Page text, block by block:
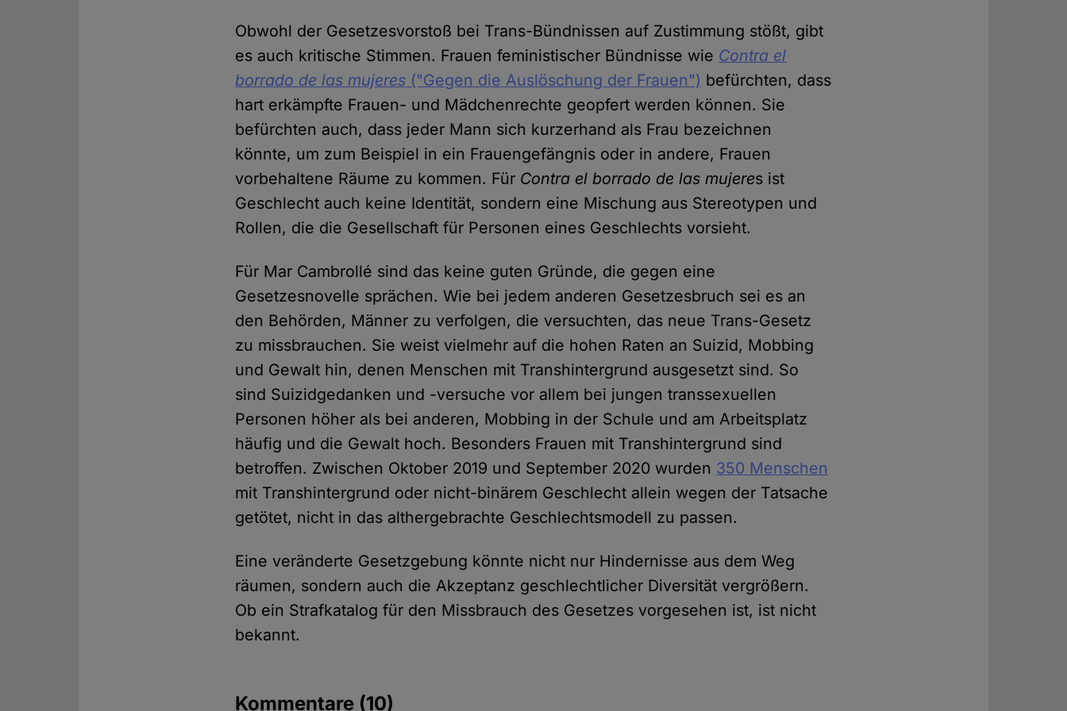
Obwohl der Gesetzesvorstoß bei Trans-Bündnissen auf Zustimmung stößt, gibt
es auch kritische Stimmen. Frauen feministischer Bündnisse wie Contra el
borrado de las mujeres ("Gegen die Auslöschung der Frauen") befürchten, dass
hart erkämpfte Frauen- und Mädchenrechte geopfert werden können. Sie
befürchten auch, dass jeder Mann sich kurzerhand als Frau bezeichnen
könnte, um zum Beispiel in ein Frauengefängnis oder in andere, Frauen
vorbehaltene Räume zu kommen. Für Contra el borrado de las mujeres ist
Geschlecht auch keine Identität, sondern eine Mischung aus Stereotypen und
Rollen, die die Gesellschaft für Personen eines Geschlechts vorsieht.
Für Mar Cambrollé sind das keine guten Gründe, die gegen eine
Gesetzesnovelle sprächen. Wie bei jedem anderen Gesetzesbruch sei es an
den Behörden, Männer zu verfolgen, die versuchten, das neue Trans-Gesetz
zu missbrauchen. Sie weist vielmehr auf die hohen Raten an Suizid, Mobbing
und Gewalt hin, denen Menschen mit Transhintergrund ausgesetzt sind. So
sind Suizidgedanken und -versuche vor allem bei jungen transsexuellen
Personen höher als bei anderen, Mobbing in der Schule und am Arbeitsplatz
häufig und die Gewalt hoch. Besonders Frauen mit Transhintergrund sind
betroffen. Zwischen Oktober 2019 und September 2020 wurden 350 Menschen
mit Transhintergrund oder nicht-binärem Geschlecht allein wegen der Tatsache
getötet, nicht in das althergebrachte Geschlechtsmodell zu passen.
Eine veränderte Gesetzgebung könnte nicht nur Hindernisse aus dem Weg
räumen, sondern auch die Akzeptanz geschlechtlicher Diversität vergrößern.
Ob ein Strafkatalog für den Missbrauch des Gesetzes vorgesehen ist, ist nicht
bekannt.
Kommentare (10)